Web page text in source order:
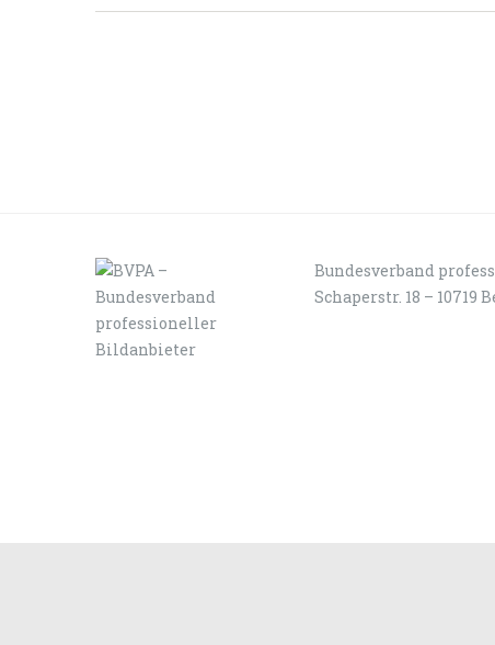
Bundesverband
Schaperstr. 18 – 10719